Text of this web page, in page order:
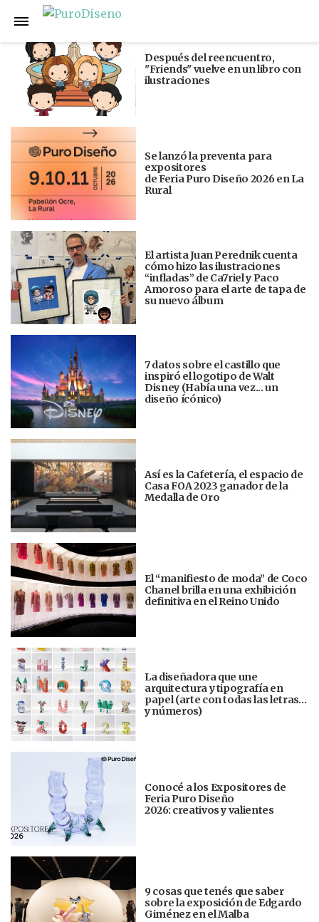
Anterior
Después del reencuentro,
"Friends" vuelve en un libro con
ilustraciones
Se lanzó la preventa para
expositores
de Feria Puro Diseño 2026 en La
Rural
El artista Juan Perednik cuenta
cómo hizo las ilustraciones
“infladas” de Ca7riel y Paco
Amoroso para el arte de tapa de
su nuevo álbum
7 datos sobre el castillo que
inspiró el logotipo de Walt
Disney (Había una vez... un
diseño ícónico)
Así es la Cafetería, el espacio de
Casa FOA 2023 ganador de la
Medalla de Oro
El “manifiesto de moda” de Coco
Chanel brilla en una exhibición
definitiva en el Reino Unido
La diseñadora que une
arquitectura y tipografía en
papel (arte con todas las letras…
y números)
Conocé a los Expositores de
Feria Puro Diseño
2026: creativos y valientes
9 cosas que tenés que saber
sobre la exposición de Edgardo
Giménez en el Malba
Siguiente